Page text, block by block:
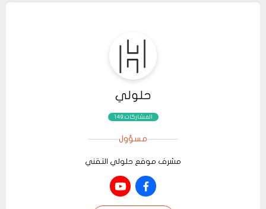
حلولي
المشاركات:149
مسؤول
مشرف موقع حلولي التقني